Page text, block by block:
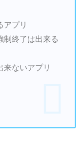
アプリ
制終了は出来る
来ないアプリ